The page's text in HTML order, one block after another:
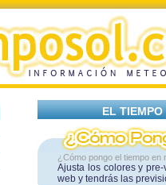
EL TIEMPO
¿Cómo pongo el tiempo en
Ajusta los colores y
web y tendrás las